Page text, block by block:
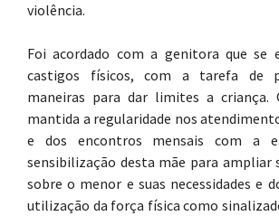
violência.
Foi acordado com a genitora que se
castigos físicos, com a tarefa de
maneiras para dar limites a criança.
mantida a regularidade nos
e dos encontros mensais com a
sensibilização desta mãe para ampliar
sobre o menor e suas necessidades e
utilização da força física como